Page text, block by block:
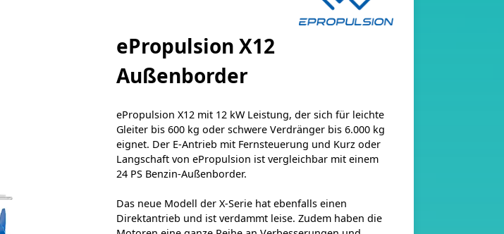
ePropulsion X12
Außenborder
ePropulsion X12 mit 12 kW Leistung, der sich für leichte
Gleiter bis 600 kg oder schwere Verdränger bis 6.000 kg
eignet. Der E-Antrieb mit Fernsteuerung und Kurz oder
Langschaft von ePropulsion ist vergleichbar mit einem
24 PS Benzin-Außenborder.
Das neue Modell der X-Serie hat ebenfalls einen
Direktantrieb und ist verdammt leise. Zudem haben die